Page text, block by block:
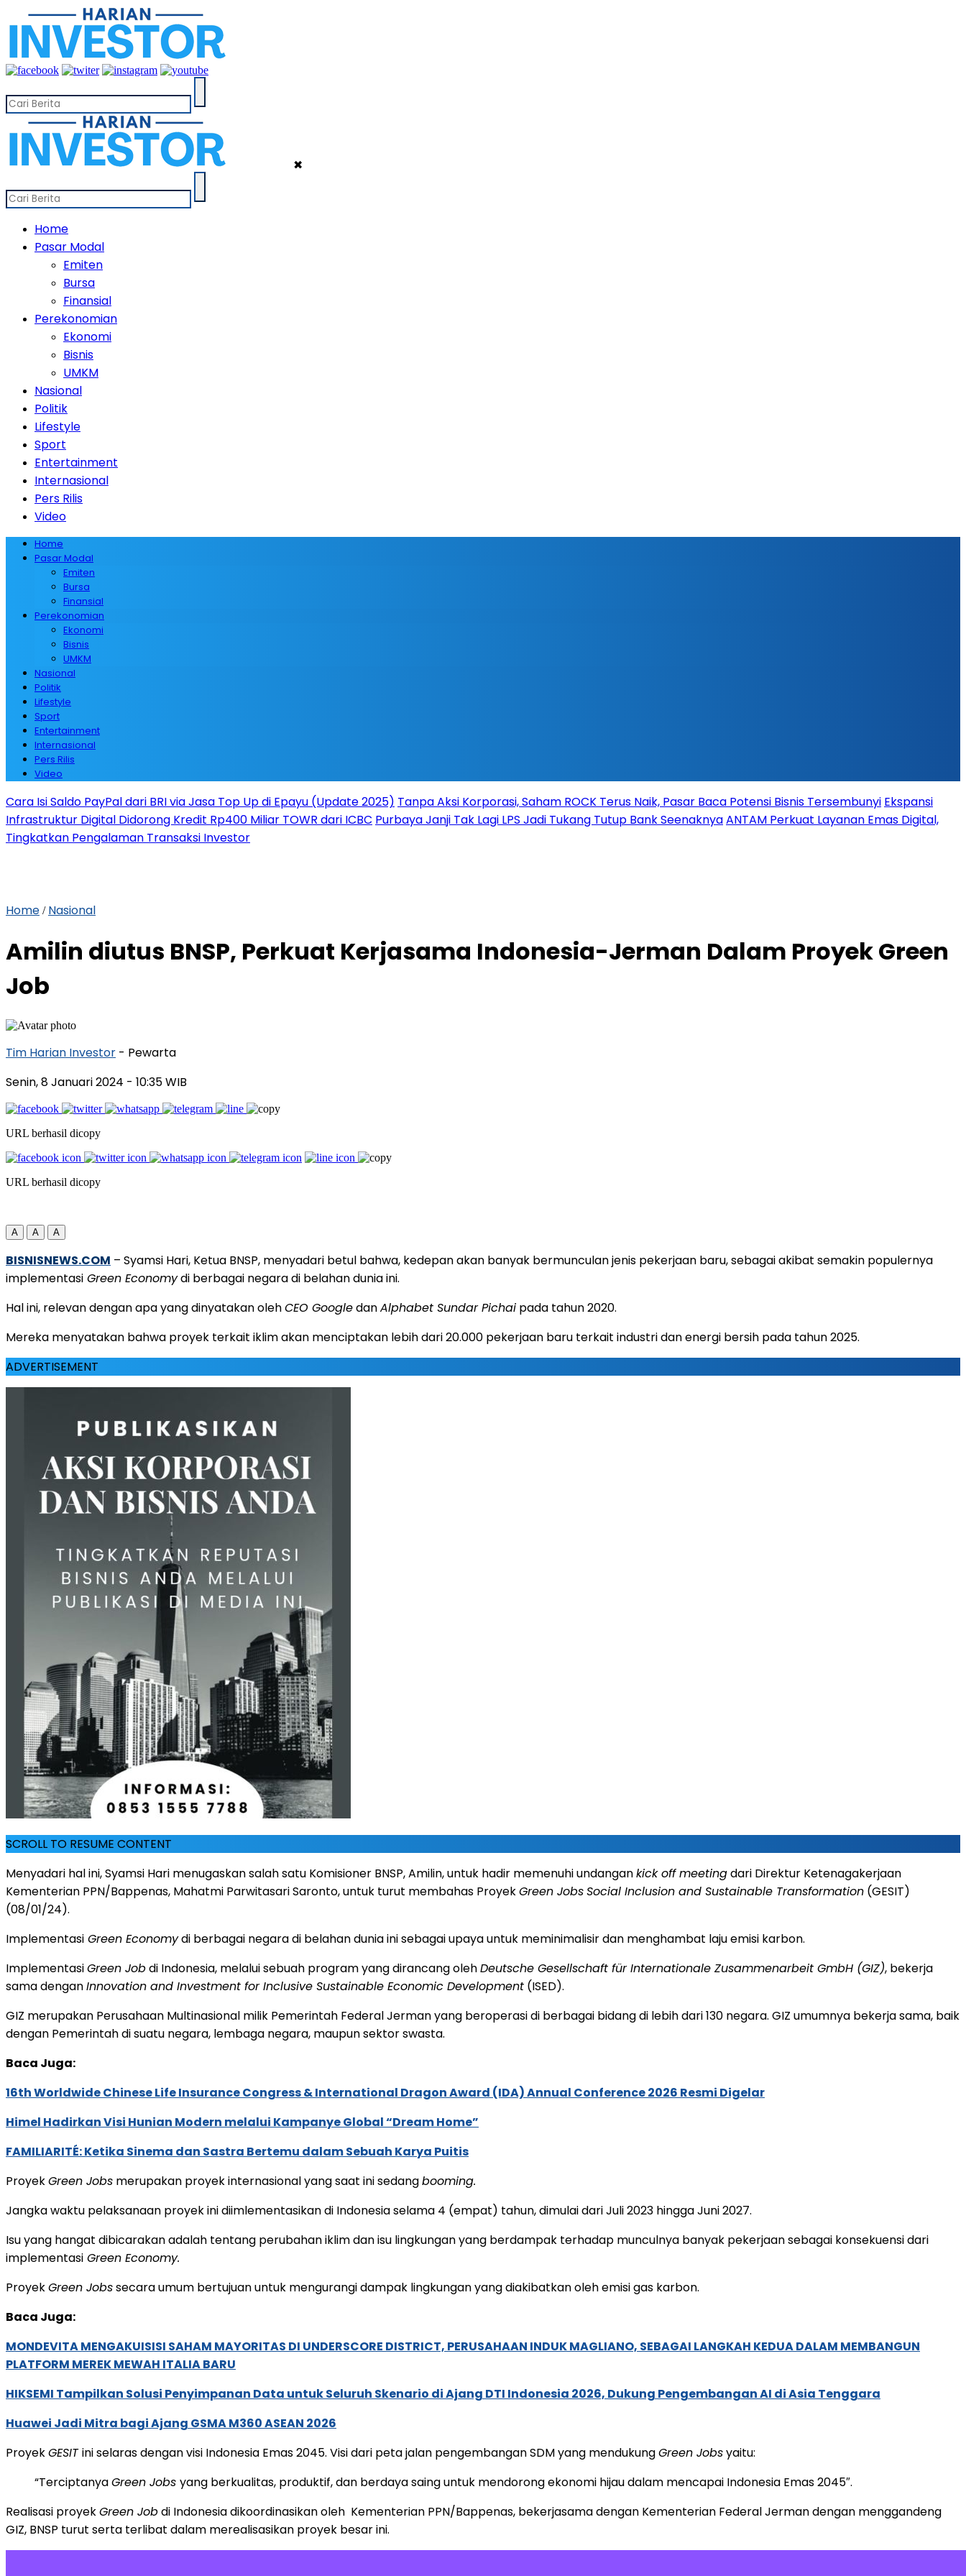
✖
Home
Pasar Modal
Emiten
Bursa
Finansial
Perekonomian
Ekonomi
Bisnis
UMKM
Nasional
Politik
Lifestyle
Sport
Entertainment
Internasional
Pers Rilis
Video
Home
Pasar Modal
Emiten
Bursa
Finansial
Perekonomian
Ekonomi
Bisnis
UMKM
Nasional
Politik
Lifestyle
Sport
Entertainment
Internasional
Pers Rilis
Video
Cara Isi Saldo PayPal dari BRI via Jasa Top Up di Epayu (Update 2025) Tanpa Aksi Korporasi, Saham ROCK Terus Naik, Pasar Baca Potensi Bisnis Tersembunyi Ekspansi
Infrastruktur Digital Didorong Kredit Rp400 Miliar TOWR dari ICBC Purbaya Janji Tak Lagi LPS Jadi Tukang Tutup Bank SeenaknyaANTAM Perkuat Layanan Emas Digital,
Tingkatkan Pengalaman Transaksi Investor
Home / Nasional
Amilin diutus BNSP, Perkuat Kerjasama Indonesia-Jerman Dalam Proyek Green
Job
Tim Harian Investor - Pewarta
Senin, 8 Januari 2024 - 10:35 WIB
URL berhasil dicopy
URL berhasil dicopy
A A A
BISNISNEWS.COM – Syamsi Hari, Ketua BNSP, menyadari betul bahwa, kedepan akan banyak bermunculan jenis pekerjaan baru, sebagai akibat semakin populernya
implementasi Green Economydi berbagai negara di belahan dunia ini.
Hal ini, relevan dengan apa yang dinyatakan olehCEO GoogledanAlphabet Sundar Pichai pada tahun 2020.
Mereka menyatakan bahwa proyek terkait iklim akan menciptakan lebih dari 20.000 pekerjaan baru terkait industri dan energi bersih pada tahun 2025.
ADVERTISEMENT
SCROLL TO RESUME CONTENT
Menyadari hal ini, Syamsi Hari menugaskan salah satu Komisioner BNSP, Amilin, untuk hadir memenuhi undangankick off meetingdari Direktur Ketenagakerjaan
Kementerian PPN/Bappenas, Mahatmi Parwitasari Saronto, untuk turut membahas ProyekGreen JobsSocial Inclusion and Sustainable Transformation (GESIT)
(08/01/24).
Implementasi Green Economydi berbagai negara di belahan dunia ini sebagai upaya untuk meminimalisir dan menghambat laju emisi karbon.
ImplementasiGreen Jobdi Indonesia, melalui sebuah program yang dirancang olehDeutsche Gesellschaft für Internationale Zusammenarbeit GmbH (GIZ), bekerja
sama denganInnovation and Investment for Inclusive Sustainable Economic Development (ISED).
GIZ merupakan Perusahaan Multinasional milik Pemerintah Federal Jerman yang beroperasi di berbagai bidang di lebih dari 130 negara. GIZ umumnya bekerja sama, baik
dengan Pemerintah di suatu negara, lembaga negara, maupun sektor swasta.
Baca Juga:
16th Worldwide Chinese Life Insurance Congress & International Dragon Award (IDA) Annual Conference 2026 Resmi Digelar
Himel Hadirkan Visi Hunian Modern melalui Kampanye Global “Dream Home”
FAMILIARITÉ: Ketika Sinema dan Sastra Bertemu dalam Sebuah Karya Puitis
ProyekGreen Jobs merupakan proyek internasional yang saat ini sedangbooming.
Jangka waktu pelaksanaan proyek ini diimlementasikan di Indonesia selama 4 (empat) tahun, dimulai dari Juli 2023 hingga Juni 2027.
Isu yang hangat dibicarakan adalah tentang perubahan iklim dan isu lingkungan yang berdampak terhadap munculnya banyak pekerjaan sebagai konsekuensi dari
implementasi Green Economy.
ProyekGreen Jobssecara umum bertujuan untuk mengurangi dampak lingkungan yang diakibatkan oleh emisi gas karbon.
Baca Juga:
MONDEVITA MENGAKUISISI SAHAM MAYORITAS DI UNDERSCORE DISTRICT, PERUSAHAAN INDUK MAGLIANO, SEBAGAI LANGKAH KEDUA DALAM MEMBANGUN
PLATFORM MEREK MEWAH ITALIA BARU
HIKSEMI Tampilkan Solusi Penyimpanan Data untuk Seluruh Skenario di Ajang DTI Indonesia 2026, Dukung Pengembangan AI di Asia Tenggara
Huawei Jadi Mitra bagi Ajang GSMA M360 ASEAN 2026
ProyekGESITini selaras dengan visi Indonesia Emas 2045. Visi dari peta jalan pengembangan SDM yang mendukungGreen Jobsyaitu:
“TerciptanyaGreen Jobs yang berkualitas, produktif, dan berdaya saing untuk mendorong ekonomi hijau dalam mencapai Indonesia Emas 2045″.
Realisasi proyekGreen Jobdi Indonesia dikoordinasikan oleh Kementerian PPN/Bappenas, bekerjasama dengan Kementerian Federal Jerman dengan menggandeng
GIZ, BNSP turut serta terlibat dalam merealisasikan proyek besar ini.